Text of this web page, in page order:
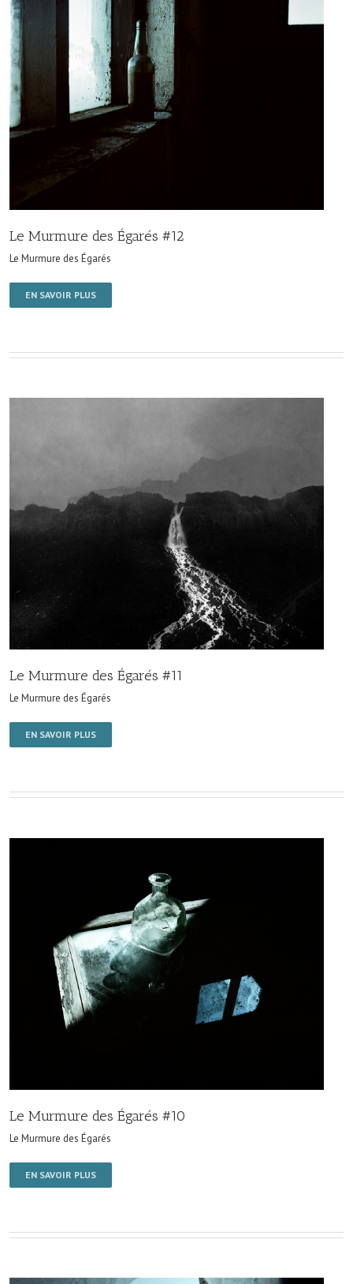
Le Murmure des Égarés #12
Le Murmure des Égarés
EN SAVOIR PLUS
Le Murmure des Égarés #11
Le Murmure des Égarés
EN SAVOIR PLUS
Le Murmure des Égarés #10
Le Murmure des Égarés
EN SAVOIR PLUS